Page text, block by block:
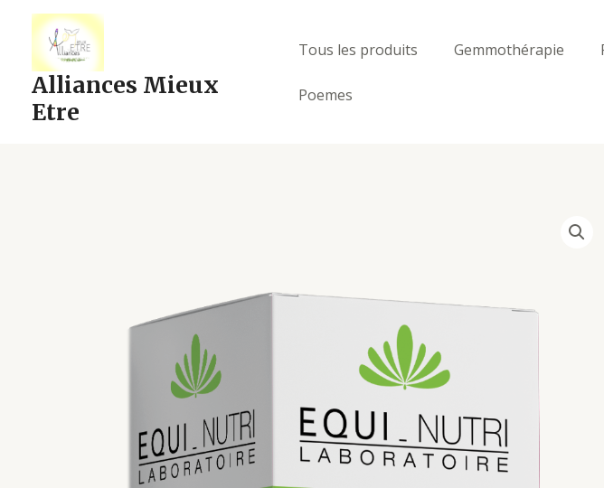
contenu
Alliances Mieux
Etre
Tous les produits Gemmothérapie
Poemes